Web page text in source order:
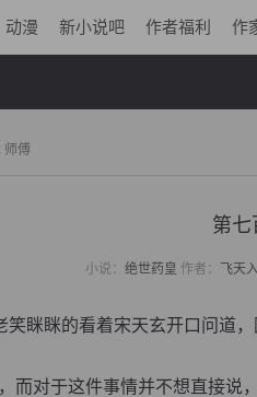
动漫 新小说吧 作者福利 作
师傅
第七
小说： 绝世药皇 作者： 飞天
眯眯的看着宋天玄开口问道
对于这件事情并不想直接说